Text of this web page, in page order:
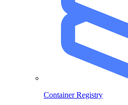
Container Registry